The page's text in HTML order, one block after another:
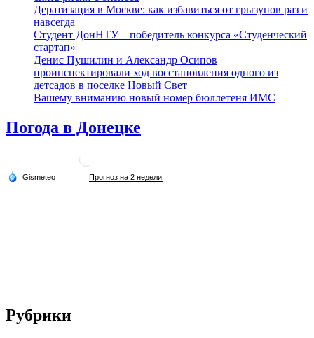
Дератизация в Москве: как избавиться от грызунов раз и
навсегда
Студент ДонНТУ – победитель конкурса «Студенческий
стартап»
Денис Пушилин и Александр Осипов
проинспектировали ход восстановления одного из
детсадов в поселке Новый Свет
Вашему вниманию новый номер бюллетеня ИМС
Погода в Донецке
Рубрики